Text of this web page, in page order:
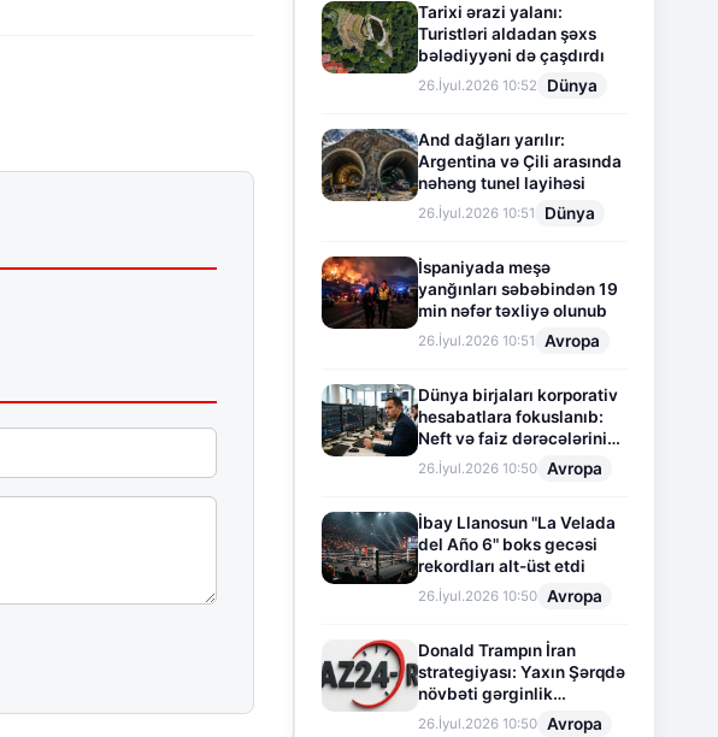
Tarixi ərazi yalanı:
Turistləri aldadan şəxs
bələdiyyəni də çaşdırdı
26.İyul.2026 10:52 Dünya
And dağları yarılır:
Argentina və Çili arasında
nəhəng tunel layihəsi
26.İyul.2026 10:51 Dünya
İspaniyada meşə
yanğınları səbəbindən 19
min nəfər təxliyə olunub
26.İyul.2026 10:51 Avropa
Dünya birjaları korporativ
hesabatlara fokuslanıb:
Neft və faiz dərəcələrinin
təsiri altında cari vəziyyət
26.İyul.2026 10:50 Avropa
İbay Llanosun "La Velada
del Año 6" boks gecəsi
rekordları alt-üst etdi
26.İyul.2026 10:50 Avropa
Donald Trampın İran
strategiyası: Yaxın Şərqdə
növbəti gərginlik
mərhələsi
26.İyul.2026 10:50 Avropa